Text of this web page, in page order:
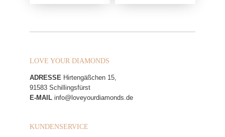
LOVE YOUR DIAMONDS
ADRESSE Hirtengäßchen 15,
91583 Schillingsfürst
E-MAIL info@loveyourdiamonds.de
KUNDENSERVICE